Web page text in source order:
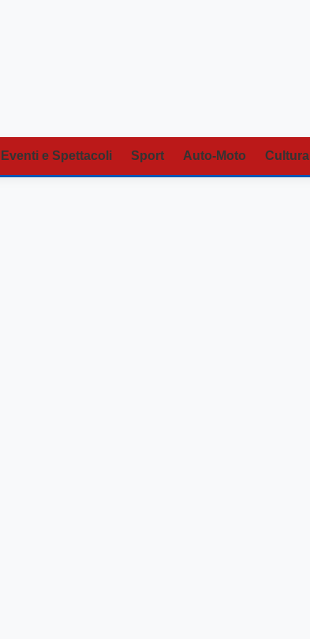
Eventi e Spettacoli Sport Auto-Moto Cultura